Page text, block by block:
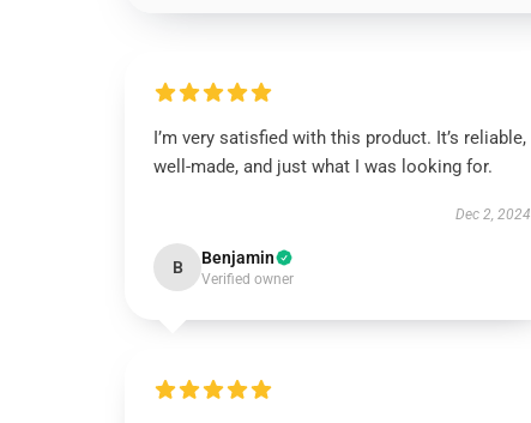
I’m very satisfied with this product. It’s reliable,
well-made, and just what I was looking for.
Dec 2, 2024
B Benjamin
Verified owner